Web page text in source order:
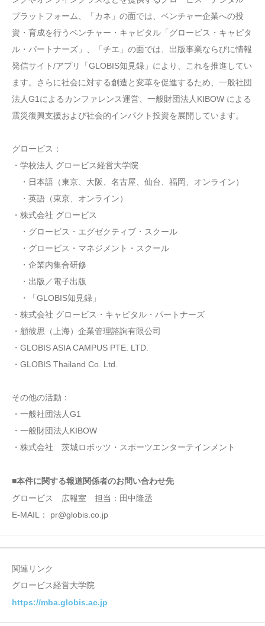
プラットフォーム、「カネ」の面では、ベンチャー企業への投
資・育成を行うベンチャー・キャピタル「グロービス・キャピタ
ル・パートナーズ」、「チエ」の面では、出版事業ならびに情報
発信サイト/アプリ「GLOBIS知見録」により、これを推進してい
ます。さらに社会に対する創造と変革を促進するため、一般社団
法人G1によるカンファレンス運営、一般財団法人KIBOW による
震災復興支援および社会的インパクト投資を展開しています。
グロービス：
・学校法人 グロービス経営大学院
・日本語（東京、大阪、名古屋、仙台、福岡、オンライン）
・英語（東京、オンライン）
・株式会社 グロービス
・グロービス・エグゼクティブ・スクール
・グロービス・マネジメント・スクール
・企業内集合研修
・出版／電子出版
・「GLOBIS知見録」
・株式会社 グロービス・キャピタル・パートナーズ
・顧彼思（上海）企業管理諮詢有限公司
・GLOBIS ASIA CAMPUS PTE. LTD.
・GLOBIS Thailand Co. Ltd.
その他の活動：
・一般社団法人G1
・一般財団法人KIBOW
・株式会社 茨城ロボッツ・スポーツエンターテインメント
■本件に関する報道関係者のお問い合わせ先
グロービス 広報室 担当：田中隆丞
E-MAIL： pr@globis.co.jp
関連リンク
グロービス経営大学院
https://mba.globis.ac.jp